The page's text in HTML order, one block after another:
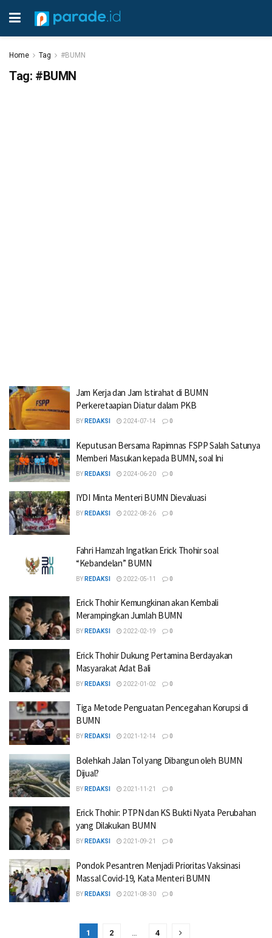
Home Tag #BUMN
Tag: #BUMN
Jam Kerja dan Jam Istirahat di BUMN
Perkeretaapian Diatur dalam PKB
BY REDAKSI 2024-07-14 0
Keputusan Bersama Rapimnas FSPP Salah Satunya
Memberi Masukan kepada BUMN, soal Ini
BY REDAKSI 2024-06-20 0
IYDI Minta Menteri BUMN Dievaluasi
BY REDAKSI 2022-08-26 0
Fahri Hamzah Ingatkan Erick Thohir soal
“Kebandelan” BUMN
BY REDAKSI 2022-05-11 0
Erick Thohir Kemungkinan akan Kembali
Merampingkan Jumlah BUMN
BY REDAKSI 2022-02-19 0
Erick Thohir Dukung Pertamina Berdayakan
Masyarakat Adat Bali
BY REDAKSI 2022-01-02 0
Tiga Metode Penguatan Pencegahan Korupsi di
BUMN
BY REDAKSI 2021-12-14 0
Bolehkah Jalan Tol yang Dibangun oleh BUMN
Dijual?
BY REDAKSI 2021-11-21 0
Erick Thohir: PTPN dan KS Bukti Nyata Perubahan
yang Dilakukan BUMN
BY REDAKSI 2021-09-21 0
Pondok Pesantren Menjadi Prioritas Vaksinasi
Massal Covid-19, Kata Menteri BUMN
BY REDAKSI 2021-08-30 0
1 2 … 4